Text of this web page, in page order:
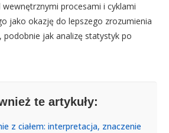
procesami i cyklami
jako okazję do lepszego zrozumienia
podobnie jak analizę statystyk po
te artykuły:
z ciałem: interpretacja, znaczenie